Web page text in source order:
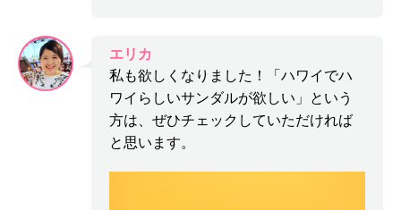
エリカ
私も欲しくなりました！「ハワイでハ
ワイらしいサンダルが欲しい」という
方は、ぜひチェックしていただければ
と思います。